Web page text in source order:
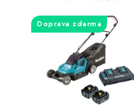
Doprava zdarma